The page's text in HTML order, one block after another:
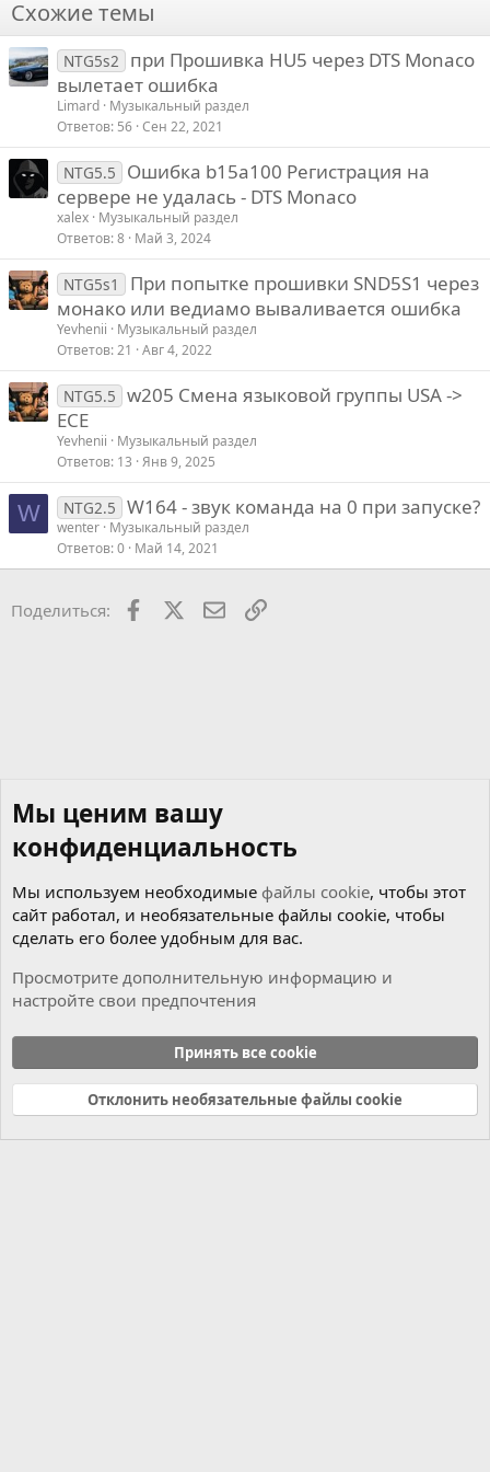
26
Verdana
Схожие темы
NTG5s2
при Прошивка HU5 через DTS Monaco
вылетает ошибка
Limard Музыкальный раздел
Ответов 56 Сен 22, 2021
NTG5.5
Ошибка b15a100 Регистрация на
сервере не удалась - DTS Monaco
xalex Музыкальный раздел
Ответов 8 Май 3, 2024
NTG5s1
При попытке прошивки SND5S1 через
монако или ведиамо вываливается ошибка
Yevhenii
Музыкальный раздел
Ответов 21 Авг 4, 2022
NTG5.5 w205 Смена языковой группы USA ->
ECE
Yevhenii
Музыкальный раздел
Ответов 13 Янв 9, 2025
W NTG2.5 W164 - звук команда на 0 при запуске?
wenter Музыкальный раздел
Ответов 0 Май 14, 2021
Поделиться: Facebook ПочтаСсылкой
Cookies
Russian (RU)
Связь с нами
Условия и правила
Политика конфиденциальности
Справка Главная
R
Мы ценим вашу
конфиденциальность
Мы используем необходимые файлы cookie, чтобы этот
сайт работал, и необязательные файлы cookie, чтобы
сделать его более удобным для вас.
Просмотрите дополнительную информацию и
настройте свои предпочтения
Принять все cookie
Отклонить необязательные файлы cookie